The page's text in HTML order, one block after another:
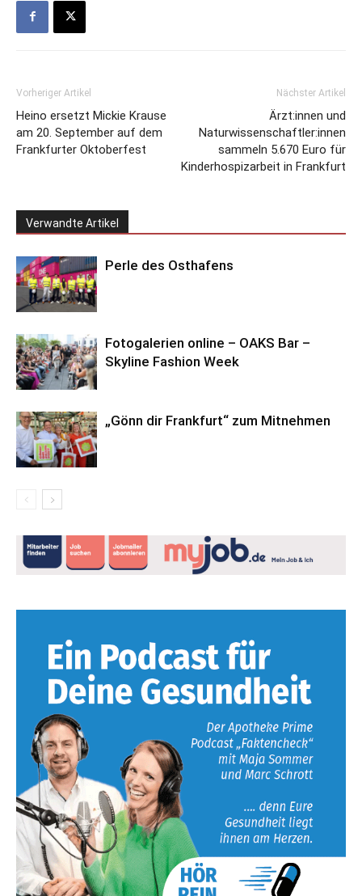
Vorheriger Artikel
Heino ersetzt Mickie Krause
am 20. September auf dem
Frankfurter Oktoberfest
Nächster Artikel
Ärzt:innen und
Naturwissenschaftler:innen
sammeln 5.670 Euro für
Kinderhospizarbeit in Frankfurt
Verwandte Artikel
Perle des Osthafens
Fotogalerien online – OAKS Bar –
Skyline Fashion Week
„Gönn dir Frankfurt“ zum Mitnehmen